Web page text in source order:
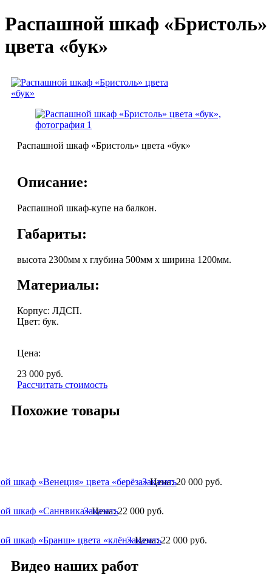
Распашной шкаф «Бристоль»
цвета «бук»
Распашной шкаф «Бристоль» цвета «бук»
Описание:
Распашной шкаф-купе на балкон.
Габариты:
высота 2300мм х глубина 500мм х ширина 1200мм.
Материалы:
Корпус: ЛДСП.
Цвет: бук.
Цена:
23 000 руб.
Рассчитать стоимость
Похожие товары
шкаф «Венеция» цвета «берёза» Цена:20 000 руб.
Заказать
шкаф «Саннвика» Цена:22 000 руб.
Заказать
шкаф «Бранш» цвета «клён» Цена:22 000 руб.
Заказать
Видео наших работ